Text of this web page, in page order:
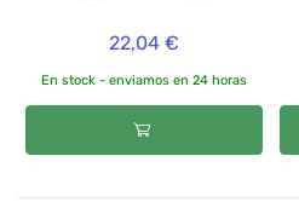
22,04 €
En stock - enviamos en 24 horas